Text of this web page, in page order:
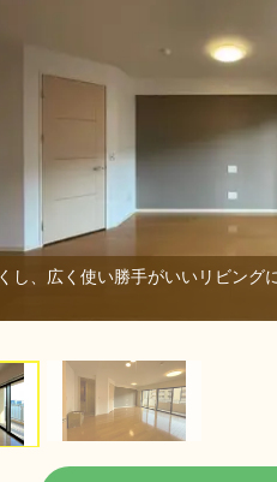
し、広く使い勝手がいいリビング